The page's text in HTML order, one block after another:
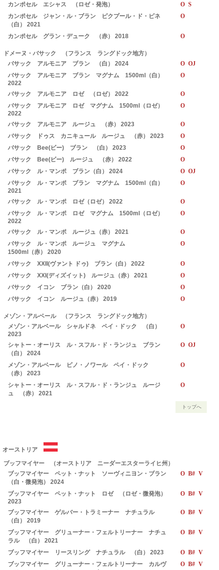
カンポセル エシャス （ロゼ・発泡）
O S
カンポセル ジャン・ル・ブラン ピクプール・ド・ピネ
（白） 2021
O
カンポセル グラン・デューク （赤） 2018 O
ドメーヌ・バサック （フランス ラングドック地方）
バサック アルモニア ブラン （白） 2024
O OJ
バサック アルモニア ブラン マグナム 1500ml（白）
2022
O
バサック アルモニア ロゼ （ロゼ） 2022
O
バサック アルモニア ロゼ マグナム 1500ml（ロゼ）
2022
O
バサック アルモニア ルージュ （赤） 2023
O
バサック ドゥス カニキュール ルージュ （赤） 2023
O
バサック Bee(ビー) ブラン （白） 2023
O
バサック Bee(ビー) ルージュ （赤） 2022
O
バサック ル・マンポ ブラン（白） 2024
O OJ
バサック ル・マンポ ブラン マグナム 1500ml（白）
2021
O
バサック ル・マンポ ロゼ（ロゼ） 2022
O
バサック ル・マンポ ロゼ マグナム 1500ml（ロゼ）
2022
O
バサック ル・マンポ ルージュ（赤） 2021
O
バサック ル・マンポ ルージュ マグナム
1500ml（赤） 2020
O
バサック XXII(ヴァント ドゥ) ブラン（白） 2022
O
バサック XXI(ディズイット) ルージュ（赤） 2021
O
バサック イコン ブラン（白） 2020
O
バサック イコン ルージュ（赤） 2019
O
メゾン・アルベール （フランス ラングドック地方）
メゾン・アルベール シャルドネ ペイ・ドック （白）
2023
O
シャトー・オーリス ル・スフル・ド・ランジュ ブラン
（白） 2024
O OJ
メゾン・アルベール ピノ・ノワール ペイ・ドック
（赤） 2023
O
シャトー・オーリス ル・スフル・ド・ランジュ ルージ
ュ （赤） 2021
O
トップへ
オーストリア
ブッフマイヤー （オーストリア ニーダーエスターライヒ州）
ブッフマイヤー ペット・ナット ソーヴィニヨン・ブラン
（白・微発泡） 2024
O B# V
ブッフマイヤー ペット・ナット ロゼ （ロゼ・微発泡）
2023
O B# V
ブッフマイヤー ゲルバー・トラミーナー ナチュラル
（白） 2019
O B# V
ブッフマイヤー グリューナー・フェルトリーナー ナチュ
ラル （白） 2021
O B# V
ブッフマイヤー リースリング ナチュラル （白） 2023
O B# V
ブッフマイヤー グリューナー・フェルトリーナー カルヴ
O B# V